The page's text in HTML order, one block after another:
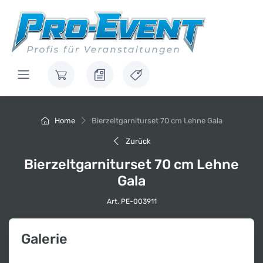
Home Bierzeltgarniturset 70 cm Lehne Gala
Zurück
Bierzeltgarniturset 70 cm Lehne
Gala
Art. PE-003911
Galerie